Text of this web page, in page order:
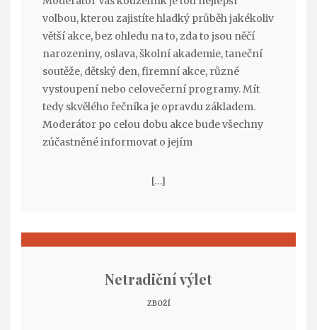
volbou, kterou zajistíte hladký průběh jakékoliv
větší akce, bez ohledu na to, zda to jsou něčí
narozeniny, oslava, školní akademie, taneční
soutěže, dětský den, firemní akce, různé
vystoupení nebo celovečerní programy. Mít
tedy skvělého řečníka je opravdu základem.
Moderátor po celou dobu akce bude všechny
zúčastněné informovat o jejím
[…]
Netradiční výlet
ZBOŽÍ